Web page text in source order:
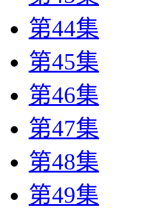
第44集
第45集
第46集
第47集
第48集
第49集